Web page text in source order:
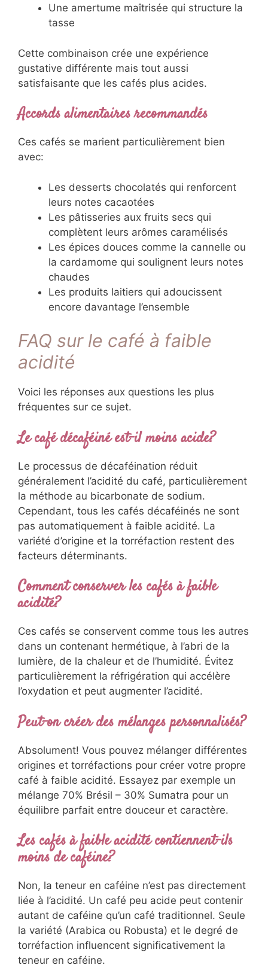
Une amertume maîtrisée qui structure la
tasse
Cette combinaison crée une expérience
gustative différente mais tout aussi
satisfaisante que les cafés plus acides.
Accords alimentaires recommandés
Ces cafés se marient particulièrement bien
avec:
Les desserts chocolatés qui renforcent
leurs notes cacaotées
Les pâtisseries aux fruits secs qui
complètent leurs arômes caramélisés
Les épices douces comme la cannelle ou
la cardamome qui soulignent leurs notes
chaudes
Les produits laitiers qui adoucissent
encore davantage l’ensemble
FAQ sur le café à faible
acidité
Voici les réponses aux questions les plus
fréquentes sur ce sujet.
Le café décaféiné est-il moins acide?
Le processus de décaféination réduit
généralement l’acidité du café, particulièrement
la méthode au bicarbonate de sodium.
Cependant, tous les cafés décaféinés ne sont
pas automatiquement à faible acidité. La
variété d’origine et la torréfaction restent des
facteurs déterminants.
Comment conserver les cafés à faible
acidité?
Ces cafés se conservent comme tous les autres
dans un contenant hermétique, à l’abri de la
lumière, de la chaleur et de l’humidité. Évitez
particulièrement la réfrigération qui accélère
l’oxydation et peut augmenter l’acidité.
Peut-on créer des mélanges personnalisés?
Absolument! Vous pouvez mélanger différentes
origines et torréfactions pour créer votre propre
café à faible acidité. Essayez par exemple un
mélange 70% Brésil – 30% Sumatra pour un
équilibre parfait entre douceur et caractère.
Les cafés à faible acidité contiennent-ils
moins de caféine?
Non, la teneur en caféine n’est pas directement
liée à l’acidité. Un café peu acide peut contenir
autant de caféine qu’un café traditionnel. Seule
la variété (Arabica ou Robusta) et le degré de
torréfaction influencent significativement la
teneur en caféine.